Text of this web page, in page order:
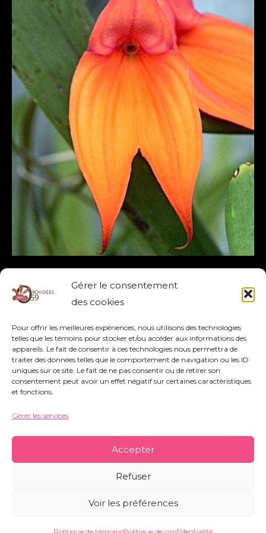
Gérer le consentement
des cookies
Pour offrir les meilleures expériences, nous utilisons des technologies
telles que les témoins pour stocker et/ou accéder aux informations des
appareils. Le fait de consentir à ces technologies nous permettra de
traiter des données telles que le comportement de navigation ou les ID
uniques sur ce site. Le fait de ne pas consentir ou de retirer son
consentement peut avoir un effet négatif sur certaines caractéristiques
et fonctions.
Gérer les services
Accepter
Refuser
Voir les préférences
MASDEVALLIA VEITCHIANA
MASDEVALLIA, VEITCHIANA
Lire la suite »
rue Nestor Bouliez - 59690 Vieux-Condé -
orchidees59@orange.fr-Mentions légales-
Politique de témoins-Conditions générales
Copyright © 2026 Orchidées 59 | Réalisé par CO&COM